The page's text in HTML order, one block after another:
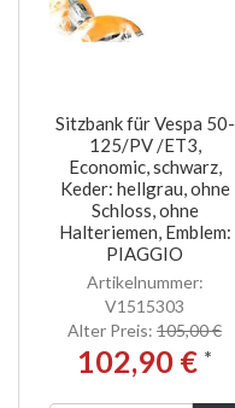
Sitzbank für Vespa 50-
125/PV /ET3,
Economic, schwarz,
Keder: hellgrau, ohne
Schloss, ohne
Halteriemen, Emblem:
PIAGGIO
Artikelnummer:
V1515303
Alter Preis: 105,00 €
102,90 € *